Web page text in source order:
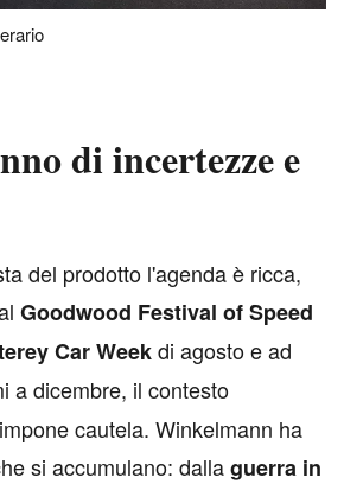
di incertezze e
del prodotto l'agenda è ricca,
Goodwood Festival of Speed
Car Weekdi agosto e ad
a dicembre, il contesto
cautela. Winkelmann ha
si accumulano: dallaguerra in